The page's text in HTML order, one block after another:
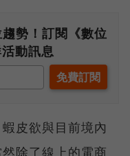
勢！訂閱《數位
動訊息
皮欲與目前境內
除了線上的電商